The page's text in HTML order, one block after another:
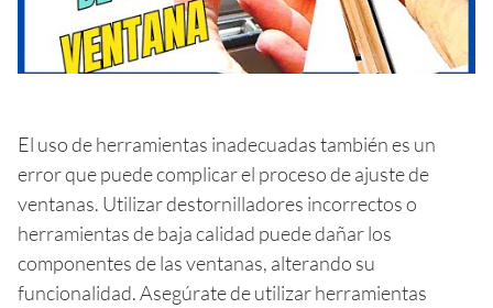
El uso de herramientas inadecuadas también es un
error que puede complicar el proceso de ajuste de
ventanas. Utilizar destornilladores incorrectos o
herramientas de baja calidad puede dañar los
componentes de las ventanas, alterando su
funcionalidad. Asegúrate de utilizar herramientas